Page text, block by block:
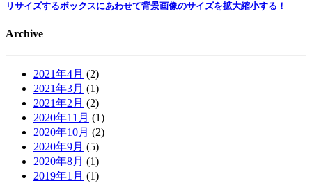
リサイズするボックスにあわせて背景画像のサイズを拡大縮小する！
Archive
2021年4月 (2)
2021年3月 (1)
2021年2月 (2)
2020年11月 (1)
2020年10月 (2)
2020年9月 (5)
2020年8月 (1)
2019年1月 (1)